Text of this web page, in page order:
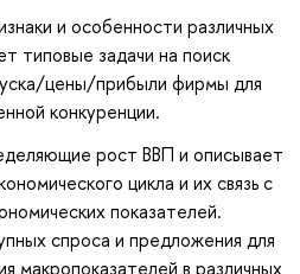
и особенности различных
типовые задачи на поиск
цены/прибыли фирмы для
конкуренции.
рост ВВП и описывает
цикла и их связь с
показателей.
спроса и предложения для
макропоказателей в различных